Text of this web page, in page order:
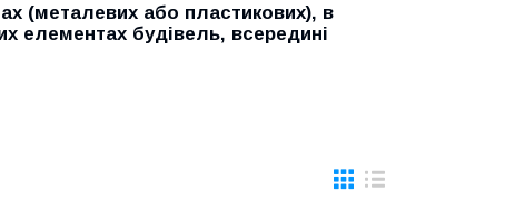
(металевих або пластикових), в
елементах будівель, всередині